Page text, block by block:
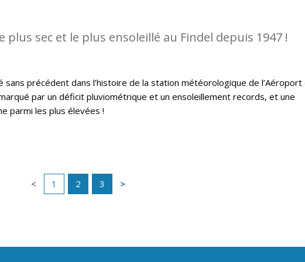
plus sec et le plus ensoleillé au Findel depuis 1947 !
sans précédent dans l’histoire de la station météorologique de l’Aéroport
par un déficit pluviométrique et un ensoleillement records, et une
parmi les plus élevées !
1 2 3